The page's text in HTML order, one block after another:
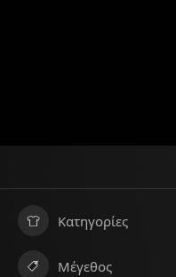
Κατηγορίες
Μέγεθος